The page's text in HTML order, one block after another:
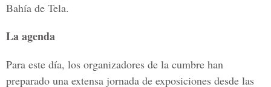
Bahía de Tela.
La agenda
Para este día, los organizadores de la cumbre han
preparado una extensa jornada de exposiciones desde las